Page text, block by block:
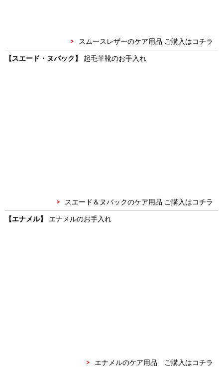
スムースレザーのケア用品 ご購入はコチラ
【スエード・ヌバック】 起毛革靴のお手入れ
スエード＆ヌバックのケア用品 ご購入はコチラ
【エナメル】 エナメルのお手入れ
エナメルのケア用品 ご購入はコチラ